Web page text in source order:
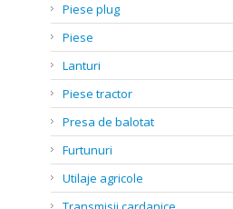
Piese plug
Piese
Lanturi
Piese tractor
Presa de balotat
Furtunuri
Utilaje agricole